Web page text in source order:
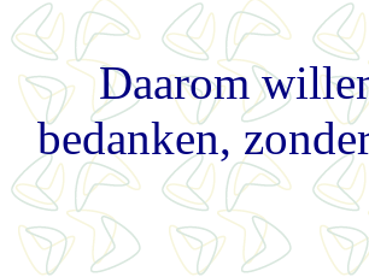
Daarom
bedanken,